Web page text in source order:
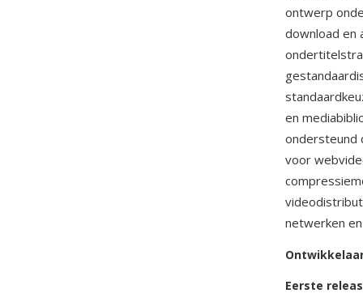
ontwerp
download en
en
ondersteund
voor
netwerken
Eerste